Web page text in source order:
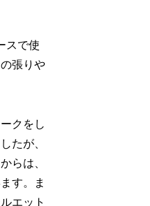
スで使
張りや
クをし
たが、
らは、
す。ま
エット